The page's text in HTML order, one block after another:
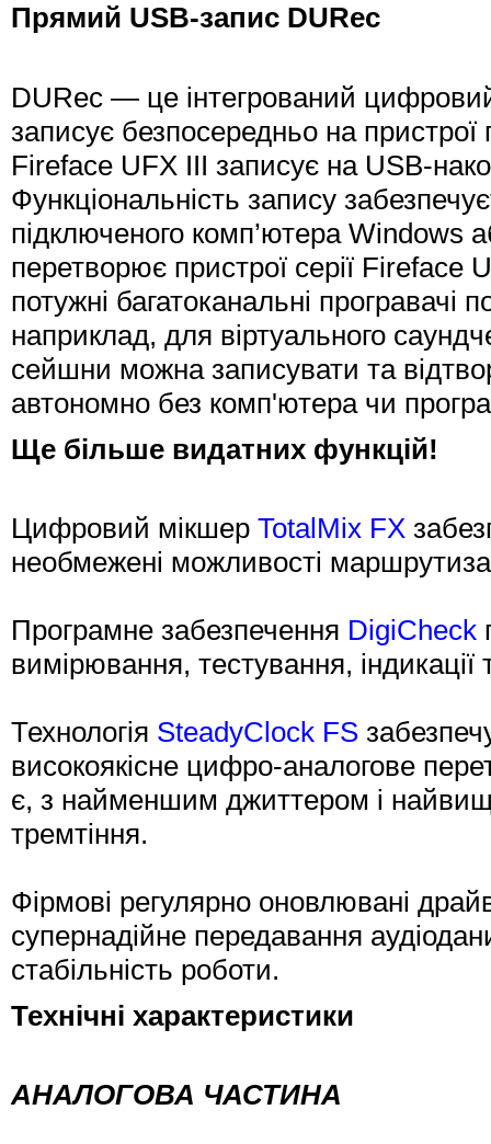
Прямий USB-запис DURec
DURec — це інтегрований цифровий
записує безпосередньо на пристрої
Fireface UFX III записує на USB-
Функціональність запису
підключеного комп’ютера Windows
перетворює пристрої серії Fireface
потужні багатоканальні програвачі
наприклад, для віртуального
сейшни можна записувати та
автономно без комп'ютера чи
Ще більше видатних функцій!
Цифровий мікшер TotalMix FX
необмежені можливості
Програмне забезпечення DigiCheck
вимірювання, тестування,
Технологія SteadyClock FS
високоякісне цифро-аналогове
є, з найменшим джиттером і
тремтіння.
Фірмові регулярно оновлювані
супернадійне передавання
стабільність роботи.
Технічні характеристики
АНАЛОГОВА ЧАСТИНА